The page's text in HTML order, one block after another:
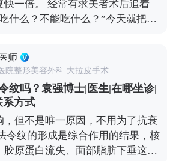
自然，维持时间也长，一般能到
反而更划算。 现在专业医生都讲
不是流水线操作。做医美不是为
让自己变得更好。选一位靠谱的
自己的方案，才是对自己最负责任
多关于MCR复合提升术的问题，
台（公众号、百家号、小红薯）预
。
快一倍。 经常有求美者术后追着
什么？不能吃什么？”今天就把饮
米粥、蒸鸡蛋羹、蔬菜瘦肉汤，这
负担，也能保证基础营养。一定
、油腻的食物，比如火锅、烧烤、
激血管扩张，影响伤口愈合，甚至
重点补充两类营养：优质蛋白质和
组织修复的基础，像鱼肉、去皮
奶都可以多吃点；维生素C能促进
助皮肤恢复弹性，新鲜的水果蔬菜
师
院整形美容外科 大拉皮手术
纹吗？袁强博士|医生|在哪坐诊|
系方式
，但不是唯一原因，不用为了抗衰
令纹的形成是综合作用的结果，核
胶原蛋白流失、面部脂肪下垂这些